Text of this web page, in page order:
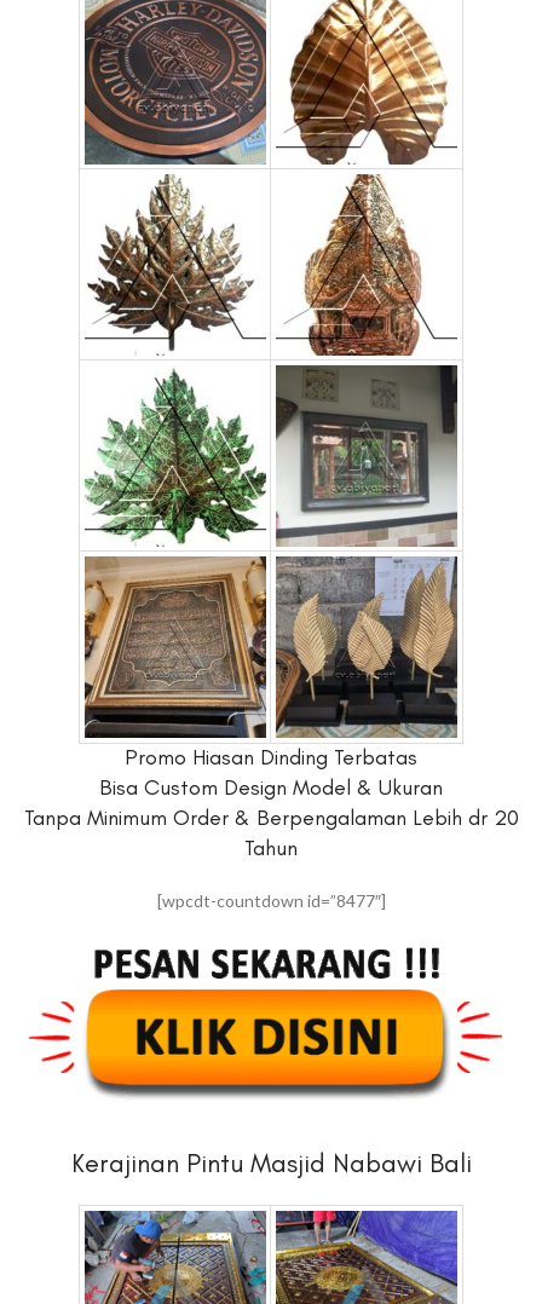
Promo Hiasan Dinding Terbatas
Bisa Custom Design Model & Ukuran
Tanpa Minimum Order & Berpengalaman Lebih dr 20
Tahun
[wpcdt-countdown id=”8477″]
Kerajinan Pintu Masjid Nabawi Bali